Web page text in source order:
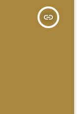
insert_link